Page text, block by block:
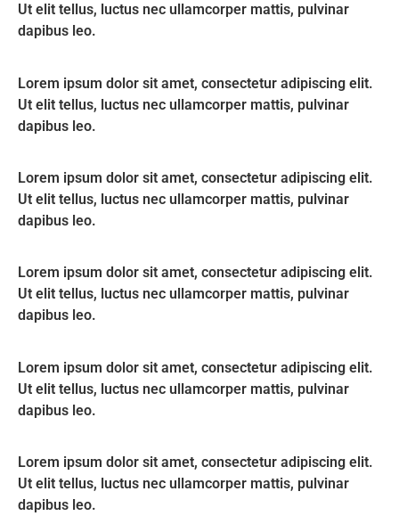
Ut elit tellus, luctus nec ullamcorper mattis, pulvinar
dapibus leo.
Lorem ipsum dolor sit amet, consectetur adipiscing elit.
Ut elit tellus, luctus nec ullamcorper mattis, pulvinar
dapibus leo.
Lorem ipsum dolor sit amet, consectetur adipiscing elit.
Ut elit tellus, luctus nec ullamcorper mattis, pulvinar
dapibus leo.
Lorem ipsum dolor sit amet, consectetur adipiscing elit.
Ut elit tellus, luctus nec ullamcorper mattis, pulvinar
dapibus leo.
Lorem ipsum dolor sit amet, consectetur adipiscing elit.
Ut elit tellus, luctus nec ullamcorper mattis, pulvinar
dapibus leo.
Lorem ipsum dolor sit amet, consectetur adipiscing elit.
Ut elit tellus, luctus nec ullamcorper mattis, pulvinar
dapibus leo.